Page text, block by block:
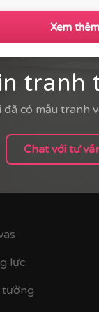
gắn kết đội
Xem thêm
tranh
đã có mẫu tranh
Chat với tư
lực
tường